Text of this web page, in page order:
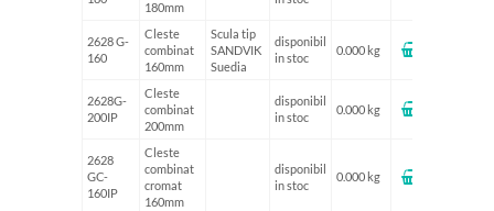
180mm
2628 G-
160
Cleste
combinat
160mm
Scula tip
SANDVIK
Suedia
disponibil
in stoc
0.000 kg
2628G-
200IP
Cleste
combinat
200mm
disponibil
in stoc
0.000 kg
2628
GC-
160IP
Cleste
combinat
cromat
160mm
disponibil
in stoc
0.000 kg